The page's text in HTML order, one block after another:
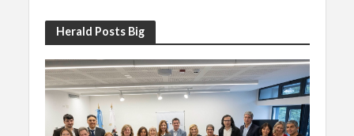
Herald Posts Big